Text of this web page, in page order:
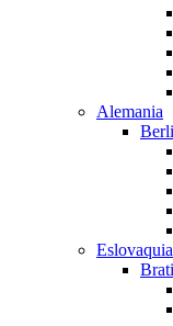
Alemania
Eslovaquia